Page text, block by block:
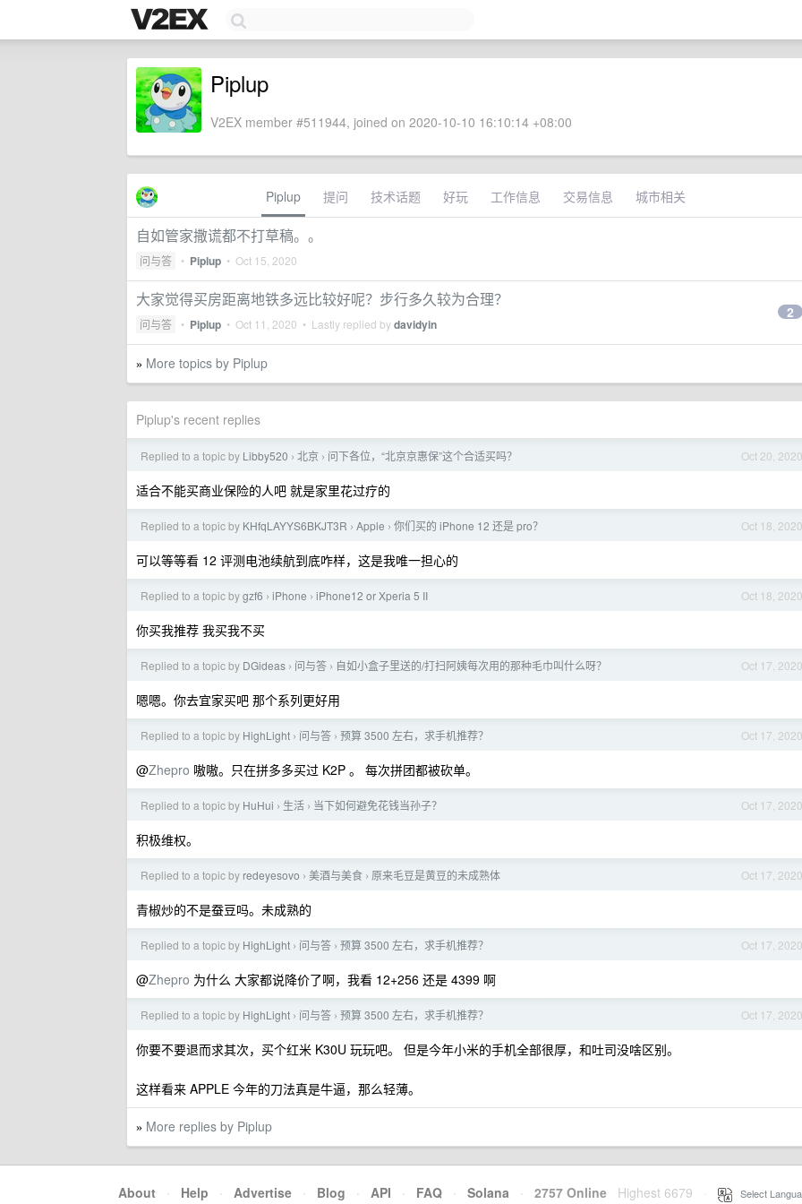
Piplup
V2EX member #511944, joined on 2020-10-10 16:10:14 +08:00
Piplup 提问 技术话题 好玩 工作信息 交易信息 城市相关
自如管家撒谎都不打草稿。。
问与答 • Piplup • Oct 15, 2020
大家觉得买房距离地铁多远比较好呢？步行多久较为合理？
问与答 • Piplup • Oct 11, 2020 • Lastly replied bydavidyin
2
» More topics by Piplup
Piplup's recent replies
Oct 20, 2020
Replied to a topic by Libby520 › 北京 › 问下各位，“北京京惠保”这个合适买吗？
适合不能买商业保险的人吧 就是家里花过疗的
Oct 18, 2020
Replied to a topic by KHfqLAYYS6BKJT3R › Apple › 你们买的 iPhone 12 还是 pro？
可以等等看 12 评测电池续航到底咋样，这是我唯一担心的
Oct 18, 2020
Replied to a topic bygzf6 › iPhone › iPhone12 or Xperia 5 II
你买我推荐 我买我不买
Oct 17, 2020
Replied to a topic by DGideas › 问与答 › 自如小盒子里送的/打扫阿姨每次用的那种毛巾叫什么呀？
嗯嗯。你去宜家买吧 那个系列更好用
Oct 17, 2020
Replied to a topic by HighLight › 问与答 › 预算 3500 左右，求手机推荐？
@Zhepro 嗷嗷。只在拼多多买过 K2P 。 每次拼团都被砍单。
Oct 17, 2020
Replied to a topic by HuHui › 生活 › 当下如何避免花钱当孙子？
积极维权。
Oct 17, 2020
Replied to a topic by redeyesovo › 美酒与美食 › 原来毛豆是黄豆的未成熟体
青椒炒的不是蚕豆吗。未成熟的
Oct 17, 2020
Replied to a topic by HighLight › 问与答 › 预算 3500 左右，求手机推荐？
@Zhepro 为什么 大家都说降价了啊，我看 12+256 还是 4399 啊
Oct 17, 2020
Replied to a topic by HighLight › 问与答 › 预算 3500 左右，求手机推荐？
你要不要退而求其次，买个红米 K30U 玩玩吧。 但是今年小米的手机全部很厚，和吐司没啥区别。
这样看来 APPLE 今年的刀法真是牛逼，那么轻薄。
» More replies by Piplup
About · Help · Advertise · Blog · API · FAQ · Solana · 2757 Online Highest 6679 Select